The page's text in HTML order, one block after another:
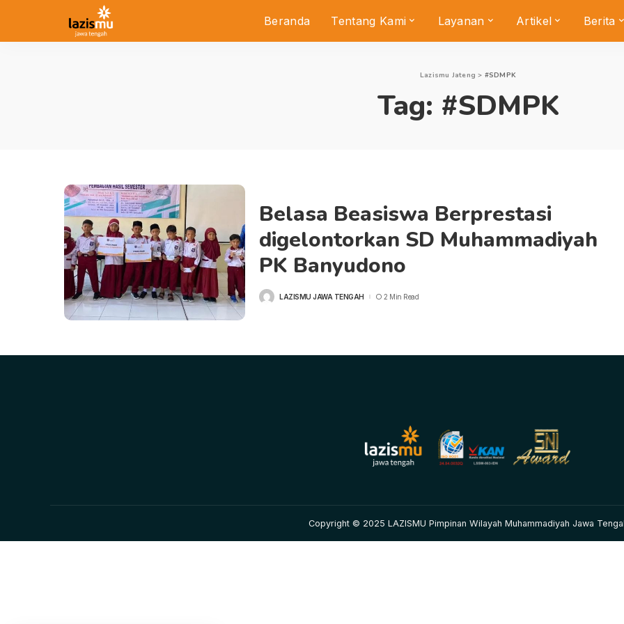
Beranda Tentang Kami Layanan Artikel Berita
Lazismu Jateng > #SDMPK
Tag: #SDMPK
Belasa Beasiswa Berprestasi
digelontorkan SD Muhammadiyah
PK Banyudono
LAZISMU JAWA TENGAH 2 Min Read
Copyright © 2025 LAZISMU Pimpinan Wilayah Muhammadiyah Jawa